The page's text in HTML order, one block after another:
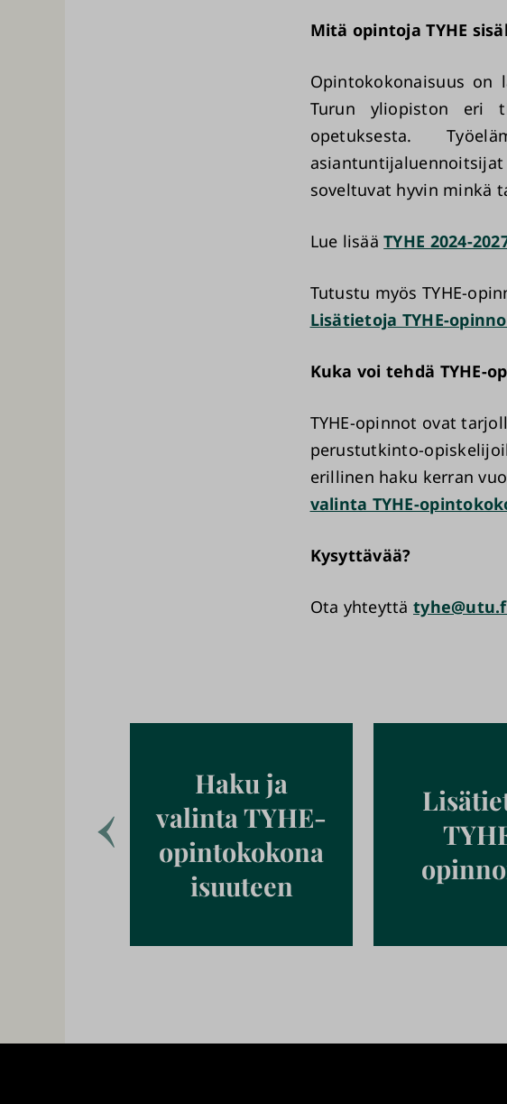
Mitä opintoja TYHE
Opintokokonaisuus on
Turun yliopiston eri
opetuksesta.
soveltuvat hyvin minkä
Lue lisääTYHE 2024-
Tutustu myös TYHE-
Lisätietoja TYHE-
Kuka voi tehdä TYHE-
TYHE-opinnot ovat
perustutkinto-
erillinen haku kerran
valinta TYHE-
Kysyttävää?
Ota yhteyttä
Haku ja
valinta TYHE-
opintokokona
isuuteen